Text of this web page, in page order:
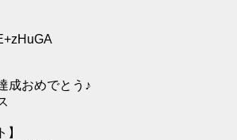
成おめでとう♪